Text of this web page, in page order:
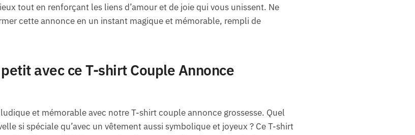
tout en renforçant les liens d’amour et de joie qui vous unissent. Ne
cette annonce en un instant magique et mémorable, rempli de
avec ce T-shirt Couple Annonce
et mémorable avec notre T-shirt couple annonce grossesse. Quel
si spéciale qu’avec un vêtement aussi symbolique et joyeux ? Ce T-shirt